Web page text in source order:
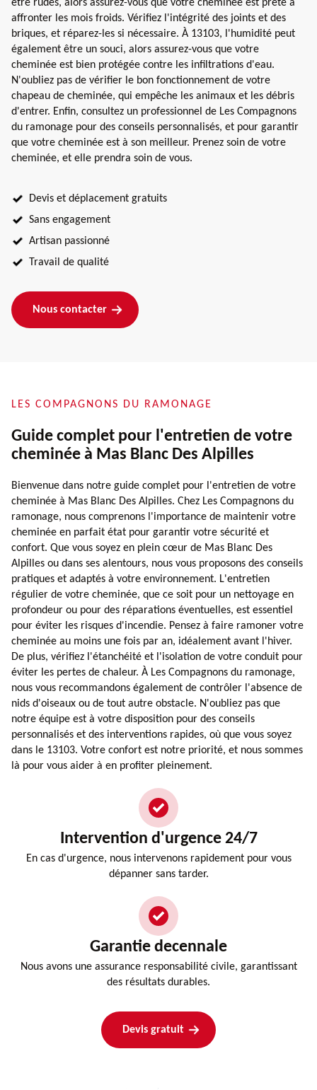
être rudes, alors assurez-vous que votre cheminée est prête à
affronter les mois froids. Vérifiez l'intégrité des joints et des
briques, et réparez-les si nécessaire. À 13103, l'humidité peut
également être un souci, alors assurez-vous que votre
cheminée est bien protégée contre les infiltrations d'eau.
N'oubliez pas de vérifier le bon fonctionnement de votre
chapeau de cheminée, qui empêche les animaux et les débris
d'entrer. Enfin, consultez un professionnel de Les Compagnons
du ramonage pour des conseils personnalisés, et pour garantir
que votre cheminée est à son meilleur. Prenez soin de votre
cheminée, et elle prendra soin de vous.
Devis et déplacement gratuits
Sans engagement
Artisan passionné
Travail de qualité
Nous contacter
LES COMPAGNONS DU RAMONAGE
Guide complet pour l'entretien de votre
cheminée à Mas Blanc Des Alpilles
Bienvenue dans notre guide complet pour l'entretien de votre
cheminée à Mas Blanc Des Alpilles. Chez Les Compagnons du
ramonage, nous comprenons l'importance de maintenir votre
cheminée en parfait état pour garantir votre sécurité et
confort. Que vous soyez en plein cœur de Mas Blanc Des
Alpilles ou dans ses alentours, nous vous proposons des conseils
pratiques et adaptés à votre environnement. L'entretien
régulier de votre cheminée, que ce soit pour un nettoyage en
profondeur ou pour des réparations éventuelles, est essentiel
pour éviter les risques d'incendie. Pensez à faire ramoner votre
cheminée au moins une fois par an, idéalement avant l'hiver.
De plus, vérifiez l'étanchéité et l'isolation de votre conduit pour
éviter les pertes de chaleur. À Les Compagnons du ramonage,
nous vous recommandons également de contrôler l'absence de
nids d'oiseaux ou de tout autre obstacle. N'oubliez pas que
notre équipe est à votre disposition pour des conseils
personnalisés et des interventions rapides, où que vous soyez
dans le 13103. Votre confort est notre priorité, et nous sommes
là pour vous aider à en profiter pleinement.
Intervention d'urgence 24/7
En cas d'urgence, nous intervenons rapidement pour vous
dépanner sans tarder.
Garantie decennale
Nous avons une assurance responsabilité civile, garantissant
des résultats durables.
Devis gratuit